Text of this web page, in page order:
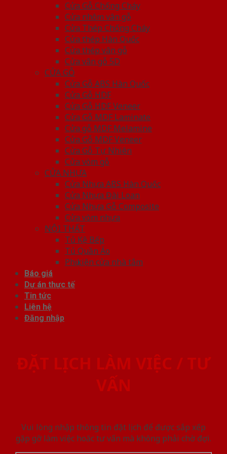
Cửa Gỗ Chống Cháy
Cửa nhôm vân gỗ
Cửa Thép Chống Cháy
Cửa thép Hàn Quốc
Cửa thép vân gỗ
Cửa vân gỗ 5D
CỬA GỖ
Cửa Gỗ ABS Hàn Quốc
Cửa Gỗ HDF
Cửa Gỗ HDF Veneer
Cửa Gỗ MDF Laminate
Cửa gỗ MDF Melamine
Cửa Gỗ MDF Veneer
Cửa Gỗ Tự Nhiên
Cửa vòm gỗ
CỬA NHỰA
Cửa Nhựa ABS Hàn Quốc
Cửa Nhựa Đài Loan
Cửa Nhựa Gỗ Composite
Cửa vòm nhựa
NỘI THẤT
Tủ Kệ Bếp
Tủ Quần Áo
Phụ kiện cửa nhà tắm
Báo giá
Dự án thực tế
Tin tức
Liên hệ
Đăng nhập
ĐẶT LỊCH LÀM VIỆC / TƯ
VẤN
Vui lòng nhập thông tin đặt lịch để được sắp xếp
gặp gỡ làm việc hoăc tư vấn mà không phải chờ đợi.